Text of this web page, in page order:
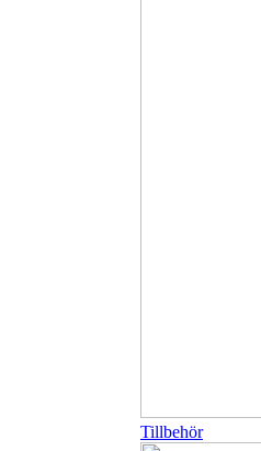
Tillbehör